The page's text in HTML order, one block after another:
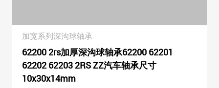
加宽系列深沟球轴承
62200 2rs加厚深沟球轴承62200 62201
62202 62203 2RS ZZ汽车轴承尺寸
10x30x14mm